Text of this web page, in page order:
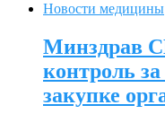
Новости медицины
Минздрав
контроль
закупке